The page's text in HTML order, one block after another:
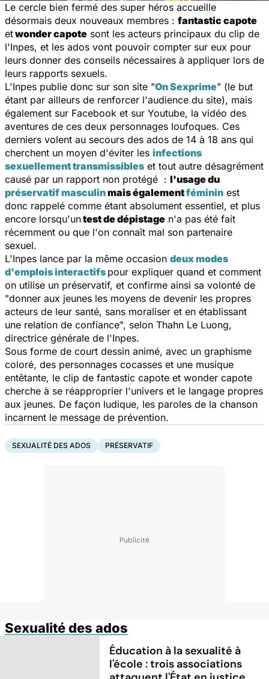
Le cercle bien fermé des super héros accueille
désormais deux nouveaux membres : fantastic capote
etwonder capote sont les acteurs principaux du clip de
l'Inpes, et les ados vont pouvoir compter sur eux pour
leurs donner des conseils nécessaires à appliquer lors de
leurs rapports sexuels.
L'Inpes publie donc sur son site "On Sexprime" (le but
étant par ailleurs de renforcer l'audience du site), mais
également sur Facebook et sur Youtube, la vidéo des
aventures de ces deux personnages loufoques. Ces
derniers volent au secours des ados de 14 à 18 ans qui
cherchent un moyen d'éviter les infections
sexuellement transmissibles et tout autre désagrément
causé par un rapport non protégé : l'usage du
préservatif masculinmais égalementféminin est
donc rappelé comme étant absolument essentiel, et plus
encore lorsqu'untest de dépistage n'a pas été fait
récemment ou que l'on connaît mal son partenaire
sexuel.
L'Inpes lance par la même occasion deux modes
d'emplois interactifs pour expliquer quand et comment
on utilise un préservatif, et confirme ainsi sa volonté de
"donner aux jeunes les moyens de devenir les propres
acteurs de leur santé, sans moraliser et en établissant
une relation de confiance", selon Thahn Le Luong,
directrice générale de l'Inpes.
Sous forme de court dessin animé, avec un graphisme
coloré, des personnages cocasses et une musique
entêtante, le clip de fantastic capote et wonder capote
cherche à se réapproprier l'univers et le langage propres
aux jeunes. De façon ludique, les paroles de la chanson
incarnent le message de prévention.
SEXUALITÉ DES ADOS PRÉSERVATIF
Sexualité des ados
Éducation à la sexualité à
l'école : trois associations